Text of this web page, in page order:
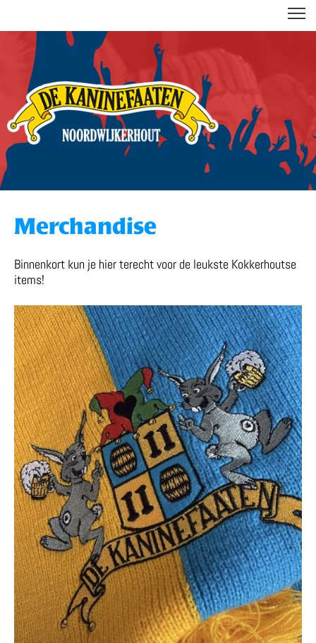
Merchandise
Binnenkort kun je hier terecht voor de leukste Kokkerhoutse
items!